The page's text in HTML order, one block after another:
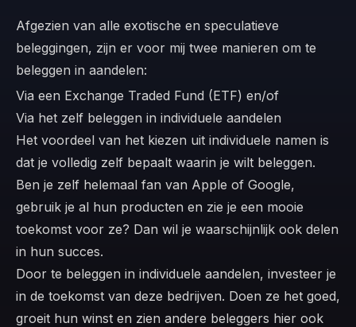
Afgezien van alle exotische en speculatieve
beleggingen, zijn er voor mij twee manieren om te
beleggen in aandelen:
Via een Exchange Traded Fund (ETF) en/of
Via het zelf beleggen in individuele aandelen
Het voordeel van het kiezen uit individuele namen is
dat je volledig zelf bepaalt waarin je wilt beleggen.
Ben je zelf helemaal fan van Apple of Google,
gebruik je al hun producten en zie je een mooie
toekomst voor ze? Dan wil je waarschijnlijk ook delen
in hun succes.
Door te beleggen in individuele aandelen, investeer je
in de toekomst van deze bedrijven. Doen ze het goed,
groeit hun winst en zien andere beleggers hier ook